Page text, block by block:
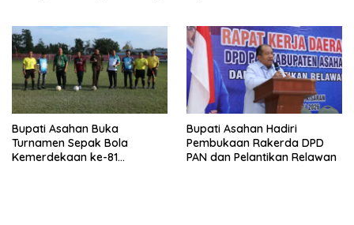
Bupati Asahan Buka
Turnamen Sepak Bola
Kemerdekaan ke-81
Bupati Asahan Hadiri
Pembukaan Rakerda DPD
PAN dan Pelantikan Relawan